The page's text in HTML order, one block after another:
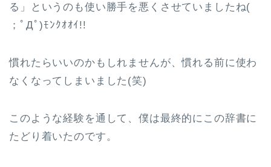
る」というのも使い勝手を悪くさせていましたね(
；ﾟДﾟ)ﾓﾝｸｵｵｲ!!
慣れたらいいのかもしれませんが、慣れる前に使わ
なくなってしまいました(笑)
このような経験を通して、僕は最終的にこの辞書に
たどり着いたのです。